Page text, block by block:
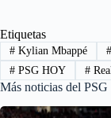
Etiquetas
#Kylian Mbappé #
#PSG HOY #
Más noticias del PSG